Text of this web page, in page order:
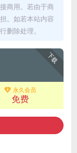
商用。若由于商
。如若本站内容
删除处理。
下载
永久会员
免费